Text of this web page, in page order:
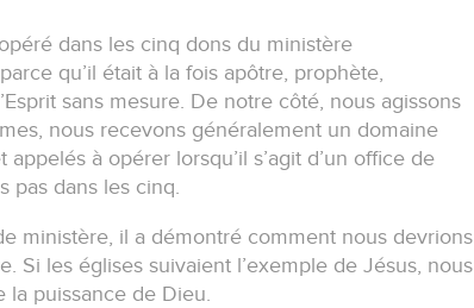
dans les cinq dons du ministère
qu’il était à la fois apôtre, prophète,
sans mesure. De notre côté, nous agissons
nous recevons généralement un domaine
à opérer lorsqu’il s’agit d’un office de
pas dans les cinq.
ministère, il a démontré comment nous devrions
Si les églises suivaient l’exemple de Jésus, nous
la puissance de Dieu.